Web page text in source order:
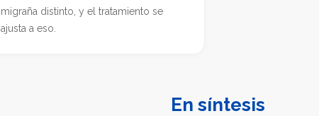
migraña distinto, y el tratamiento se
ajusta a eso.
En síntesis